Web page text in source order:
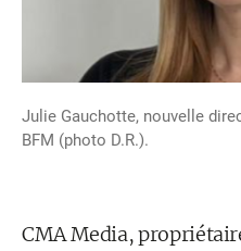
Julie Gauchotte, nouvelle
BFM (photo D.R.).
CMA Media,